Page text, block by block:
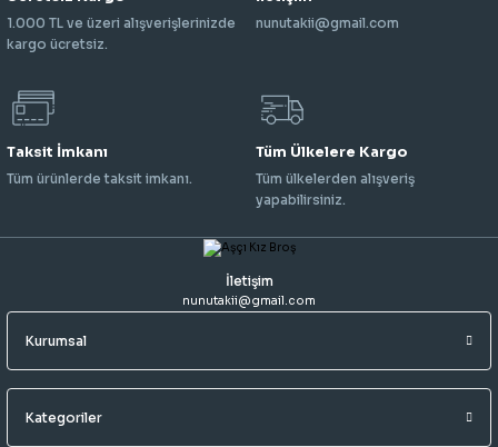
1.000 TL ve üzeri alışverişlerinizde
kargo ücretsiz.
nunutakii@gmail.com
Taksit İmkanı
Tüm ürünlerde taksit imkanı.
Tüm Ülkelere Kargo
Tüm ülkelerden alışveriş
yapabilirsiniz.
İletişim
nunutakii@gmail.com
Kurumsal
Kategoriler